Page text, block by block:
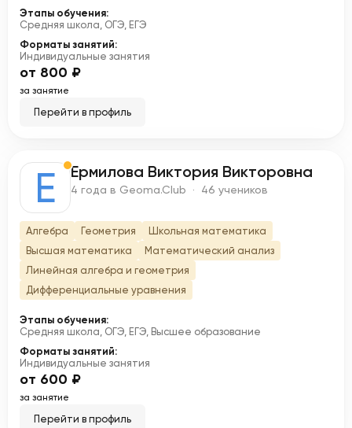
Этапы обучения:
Средняя школа, ОГЭ, ЕГЭ
Форматы занятий:
Индивидуальные занятия
от 800 ₽
за занятие
Перейти в профиль
Е Ермилова Виктория Викторовна
4 года в Geoma.Club · 46 учеников
Алгебра Геометрия
Школьная математика
Высшая математика
Математический анализ
Линейная алгебра и геометрия
Дифференциальные уравнения
Этапы обучения:
Средняя школа, ОГЭ, ЕГЭ, Высшее образование
Форматы занятий:
Индивидуальные занятия
от 600 ₽
за занятие
Перейти в профиль